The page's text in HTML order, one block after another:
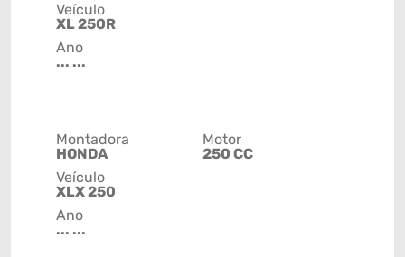
Veículo
XL 250R
Ano
... ...
Montadora
HONDA
Veículo
XLX 250
Ano
... ...
Motor
250 CC